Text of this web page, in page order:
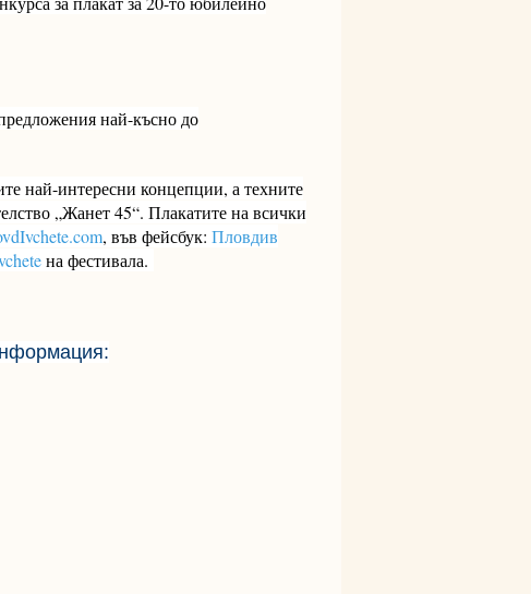
най-късно до
най-интересни концепции, а техните
„Жанет 45“. Плакатите на всички
, във фейсбук: Пловдив
на фестивала.